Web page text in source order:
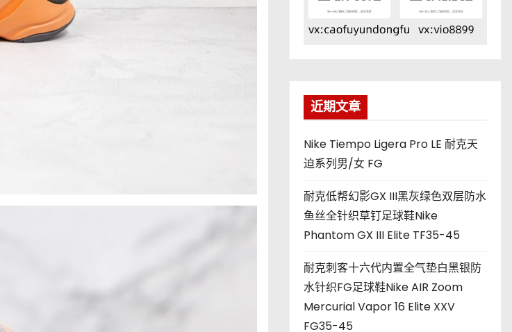
近期文章
Nike Tiempo Ligera Pro LE 耐克天
迫系列男/女 FG
耐克低帮幻影GX III黑灰绿色双层防水
鱼丝全针织草钉足球鞋Nike
Phantom GX III Elite TF35-45
耐克刺客十六代内置全气垫白黑银防
水针织FG足球鞋Nike AIR Zoom
Mercurial Vapor 16 Elite XXV
FG35-45